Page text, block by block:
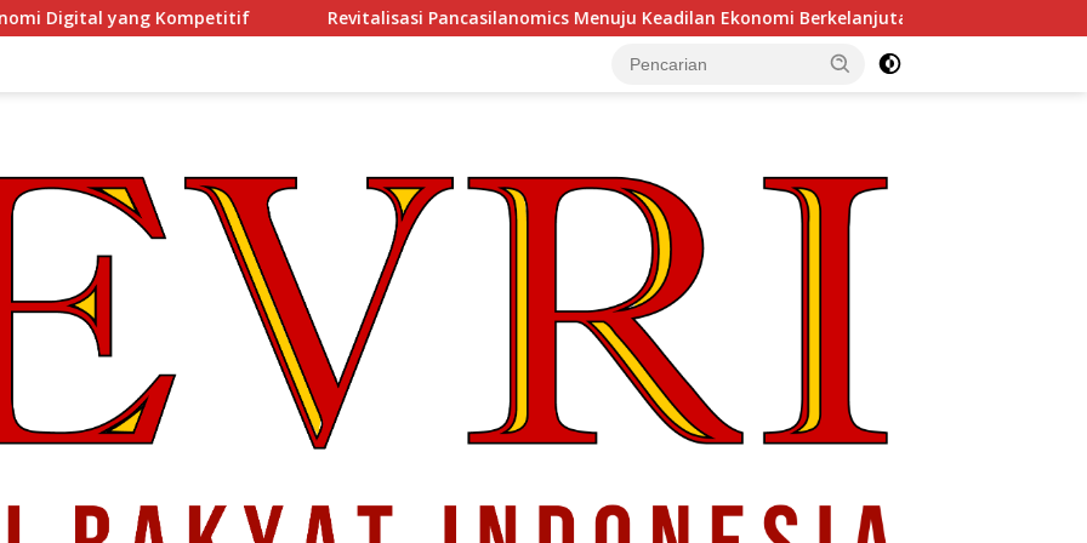
Revitalisasi Pancasilanomics Menuju Keadilan Ekonomi Berkelanjutan Arsitektur Perekonomian Abad ke-21,